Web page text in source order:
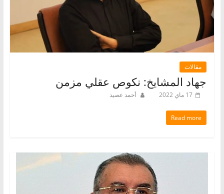
مقالات
جهاد المشايخ: نكوص عقلي مزمن
17 ماي 2022 أحمد عصيد
Read more